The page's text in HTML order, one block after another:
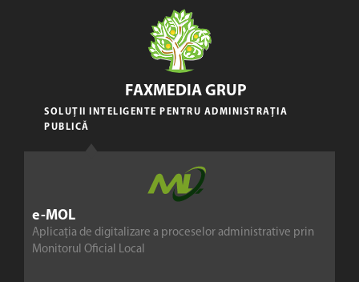
e-MOL
Aplicația de digitalizare a proceselor administrative prin
Monitorul Oficial Local
FAXMEDIA GRUP
SOLUȚII INTELIGENTE PENTRU ADMINISTRAȚIA
PUBLICĂ